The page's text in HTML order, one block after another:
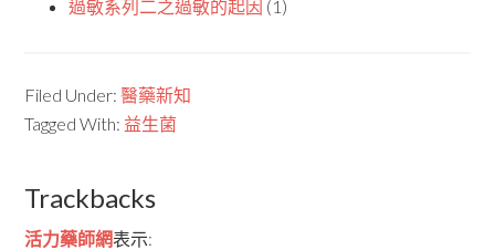
過敏系列二之過敏的起因 (1)
Filed Under:醫藥新知
Tagged With: 益生菌
Trackbacks
活力藥師網表示: